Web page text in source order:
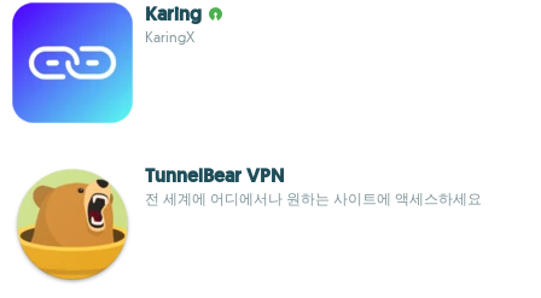
Karing
KaringX
TunnelBear VPN
전 세계에 어디에서나 원하는 사이트에 액세스하세요